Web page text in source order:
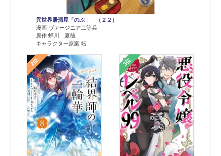
異世界居酒屋「のぶ」 （２２）
漫画 ヴァージニア二等兵
原作 蝉川 夏哉
キャラクター原案 転
2位 3位